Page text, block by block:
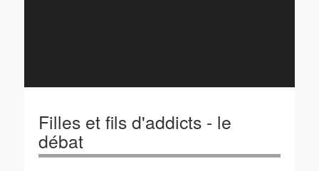
Filles et fils d'addicts - le
débat